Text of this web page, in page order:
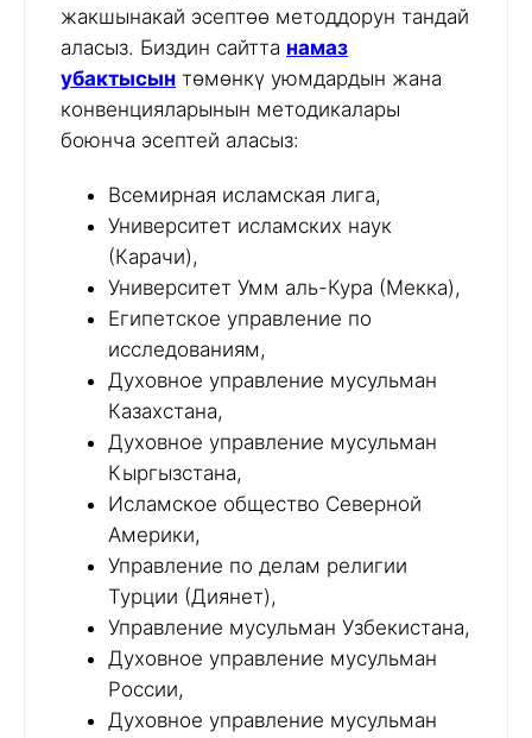
жакшынакай эсептөө методдорун тандай
аласыз. Биздин сайтта намаз
убактысын төмөнкү уюмдардын жана
конвенцияларынын методикалары
боюнча эсептей аласыз:
Всемирная исламская лига,
Университет исламских наук
(Карачи),
Университет Умм аль-Кура (Мекка),
Египетское управление по
исследованиям,
Духовное управление мусульман
Казахстана,
Духовное управление мусульман
Кыргызстана,
Исламское общество Северной
Америки,
Управление по делам религии
Турции (Диянет),
Управление мусульман Узбекистана,
Духовное управление мусульман
России,
Духовное управление мусульман